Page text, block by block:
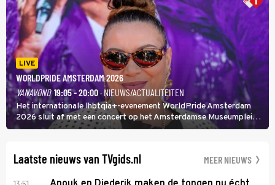
LIVE
WORLDPRIDE AMSTERDAM 2026
VANAVOND 19:05 - 20:00· NIEUWS/ACTUALITEITEN
Het internationale lhbtqia+-evenement WorldPride Amsterdam
2026 sluit af met een concert op het Amsterdamse Museumplein.
Anita Doth is een van de optredende artiesten. In de jaren 90
Laatste nieuws van TVgids.nl MEER NIEUWS